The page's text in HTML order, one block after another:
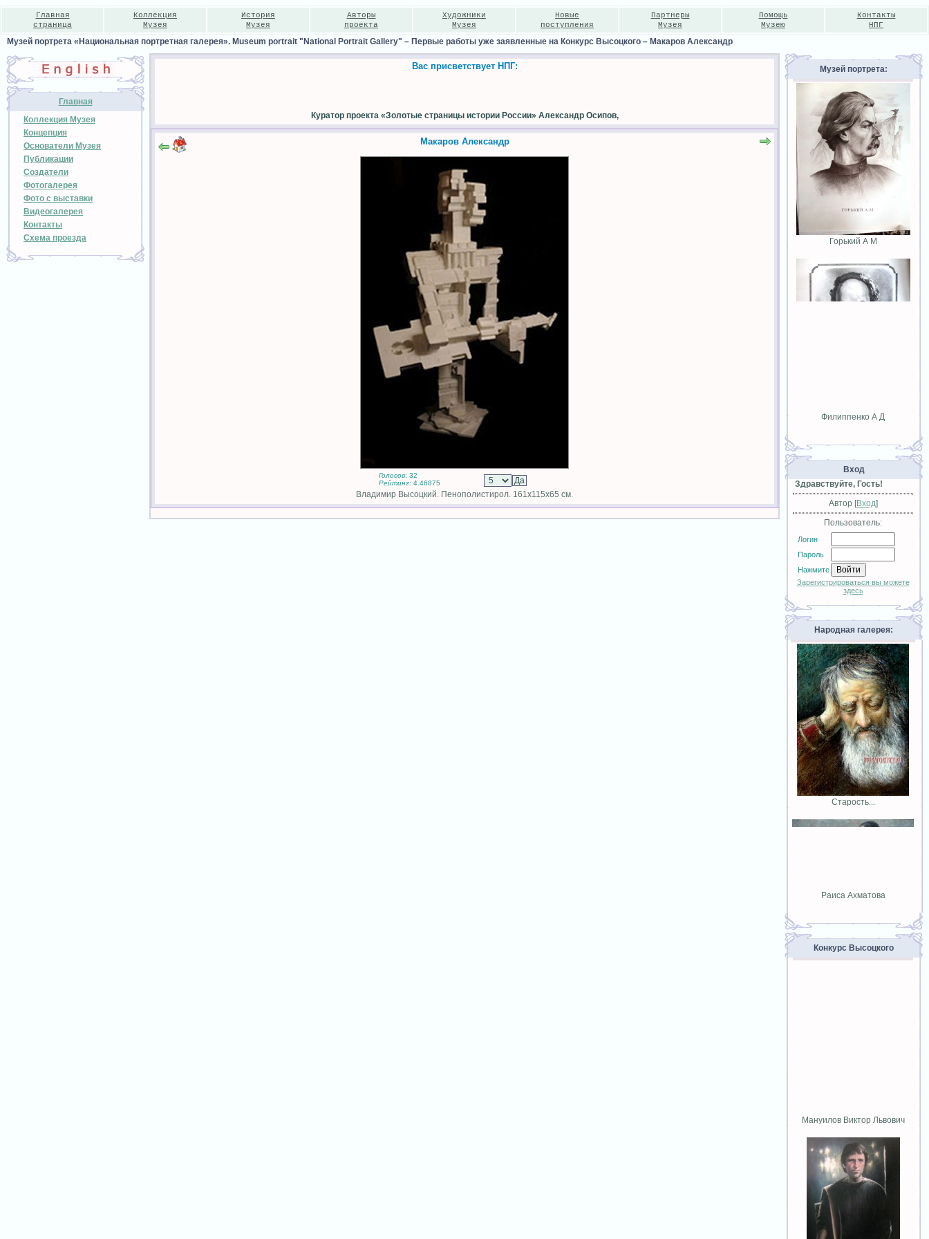
Главная
страница
Коллекция
Музея
История
Музея
Авторы
проекта
Художники
Музея
Новые
поступления
Партнеры
Музея
Помощь
Музею
Контакты
НПГ
Музей портрета «Национальная портретная галерея». Museum portrait "National Portrait Gallery" – Первые работы уже заявленные на Конкурс Высоцкого – Макаров Александр
Главная
Коллекция Музея
Концепция
Основатели Музея
Публикации
Создатели
Фотогалерея
Фото с выставки
Видеогалерея
Контакты
Схема проезда
Вас присветствует НПГ:
Куратор проекта «Золотые страницы истории России» Александр Осипов,
Макаров Александр
Голосов: 32
Рейтинг: 4.46875
Владимир Высоцкий. Пенополистирол. 161х115х65 см.
Музей портрета:
Горький А М
Филиппенко А Д
Вход
Здравствуйте, Гость!
Автор [Вход]
Пользователь:
Логин
Пароль
Нажмите
Зарегистрироваться вы можете
здесь
Народная галерея:
Старость...
Раиса Ахматова
Конкурс Высоцкого
Мануилов Виктор Львович